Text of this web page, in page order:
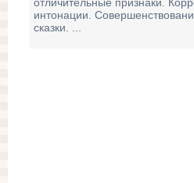
отличительные признаки.
интонации.
сказки. ...